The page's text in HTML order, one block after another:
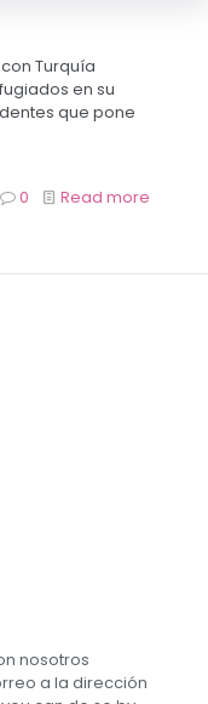
Turquía
en su
que pone
0 Read more
nosotros
a la dirección